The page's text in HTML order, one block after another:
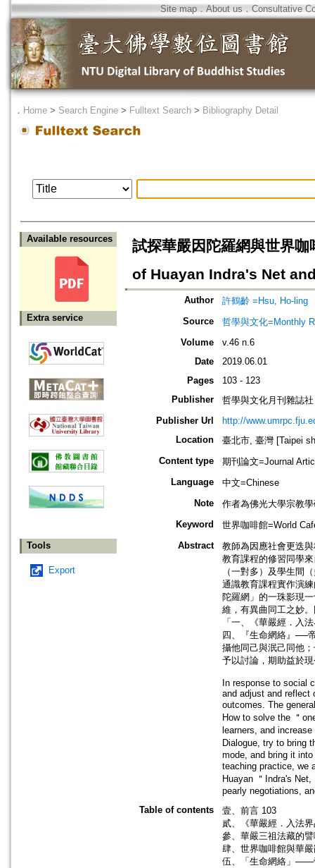
Site map．About us ． Consultative
． Home > Search Engine > Fulltext Search > Bibliography Detail
Available resources
Extra service
Tools
Export
試探華嚴因陀羅網與世界
of Huayan Indra's Net
Author
許鶴齡 =Hsu, Ho-ling
Source
哲學與文化=Monthly
Volume
v.46 n.6
Date
2019.06.01
Pages
103 - 123
Publisher
哲學與文化月刊雜誌社
Publisher Url
http://
Location
臺北市, 臺灣 [Taipei
Content type
期刊論文=Journal
Language
中文=Chinese
Note
作者為佛光大學宗教
Keyword
世界咖啡館=World
Abstract
教師為因應社會更迭
教育課程的修習同學
（一對多）及學生間
通識教育課程實作演
陀羅網」的一珠影現
維，有異曲同工之妙
「一、《華嚴經．入
四、『生命網絡』──
攝他同己與泯己同他
予以討論，期助益於
In response to social
and adjust and reflect
outcomes. The
How to solve the ＂
learners, and
Dialogue, try to bring
mode, and bring it
teaching practice, we
Huayan ＂Indra's
pearly negotiations,
Table of contents
壹、前言 103
貳、《華嚴經．入法
參、華嚴三祖法藏的
肆、世界咖啡館與華
伍、「生命網絡」——